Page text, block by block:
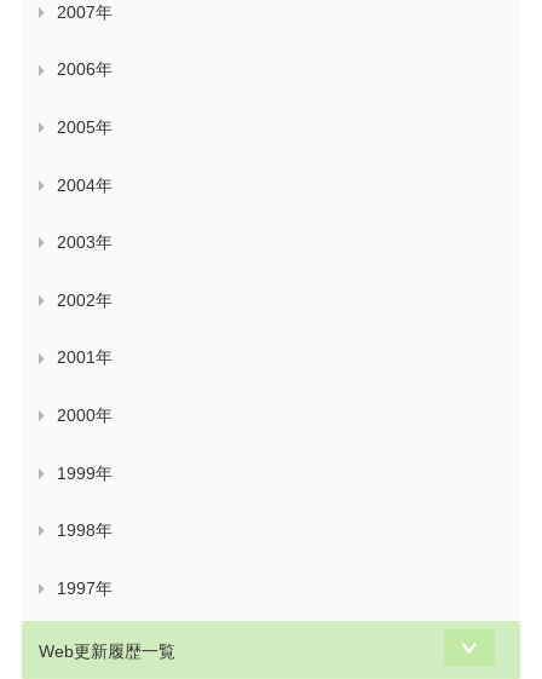
2007年
2006年
2005年
2004年
2003年
2002年
2001年
2000年
1999年
1998年
1997年
Web更新履歴一覧